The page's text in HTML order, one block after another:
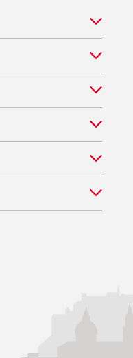
Pinterest
TikTok